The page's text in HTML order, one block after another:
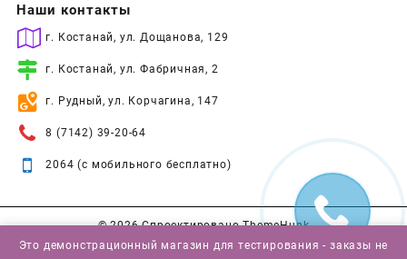
Наши контакты
г. Костанай, ул. Дощанова, 129
г. Костанай, ул. Фабричная, 2
г. Рудный, ул. Корчагина, 147
8 (7142) 39-20-64
2064 (с мобильного бесплатно)
© 2026Спроектировано ThemeHunk
Это демонстрационный магазин для тестирования - заказы не